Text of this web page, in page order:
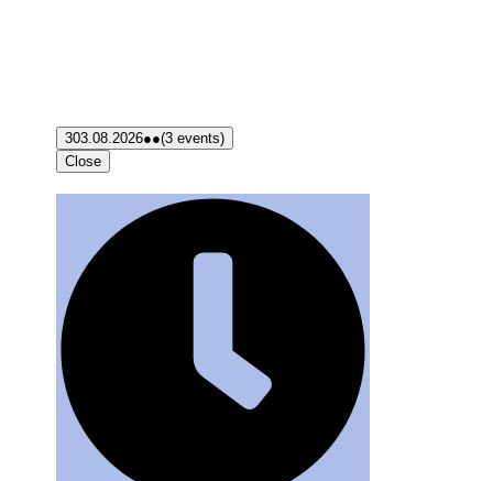
303.08.2026●●(3 events)
Close